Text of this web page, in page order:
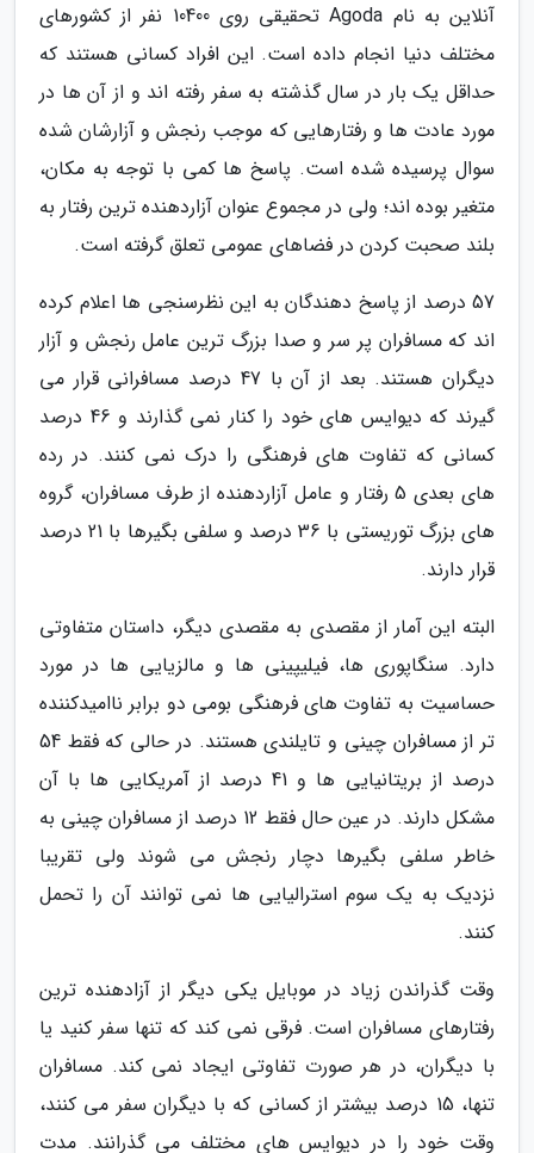
آنلاین به نام Agoda تحقیقی روی 10400 نفر از کشورهای
مختلف دنیا انجام داده است. این افراد کسانی هستند که
حداقل یک بار در سال گذشته به سفر رفته اند و از آن ها در
مورد عادت ها و رفتارهایی که موجب رنجش و آزارشان شده
سوال پرسیده شده است. پاسخ ها کمی با توجه به مکان،
متغیر بوده اند؛ ولی در مجموع عنوان آزاردهنده ترین رفتار به
بلند صحبت کردن در فضاهای عمومی تعلق گرفته است.
57 درصد از پاسخ دهندگان به این نظرسنجی ها اعلام کرده
اند که مسافران پر سر و صدا بزرگ ترین عامل رنجش و آزار
دیگران هستند. بعد از آن با 47 درصد مسافرانی قرار می
گیرند که دیوایس های خود را کنار نمی گذارند و 46 درصد
کسانی که تفاوت های فرهنگی را درک نمی کنند. در رده
های بعدی 5 رفتار و عامل آزاردهنده از طرف مسافران، گروه
های بزرگ توریستی با 36 درصد و سلفی بگیرها با 21 درصد
قرار دارند.
البته این آمار از مقصدی به مقصدی دیگر، داستان متفاوتی
دارد. سنگاپوری ها، فیلیپینی ها و مالزیایی ها در مورد
حساسیت به تفاوت های فرهنگی بومی دو برابر ناامیدکننده
تر از مسافران چینی و تایلندی هستند. در حالی که فقط 54
درصد از بریتانیایی ها و 41 درصد از آمریکایی ها با آن
مشکل دارند. در عین حال فقط 12 درصد از مسافران چینی به
خاطر سلفی بگیرها دچار رنجش می شوند ولی تقریبا
نزدیک به یک سوم استرالیایی ها نمی توانند آن را تحمل
کنند.
وقت گذراندن زیاد در موبایل یکی دیگر از آزادهنده ترین
رفتارهای مسافران است. فرقی نمی کند که تنها سفر کنید یا
با دیگران، در هر صورت تفاوتی ایجاد نمی کند. مسافران
تنها، 15 درصد بیشتر از کسانی که با دیگران سفر می کنند،
وقت خود را در دیوایس های مختلف می گذرانند. مدت